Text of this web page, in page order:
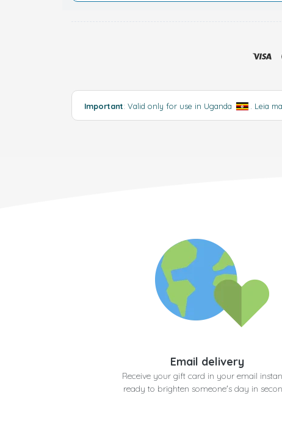
Important: Valid only for use in Uganda . Leia
Email delivery
Receive your gift card in your email
ready to brighten someone's day in